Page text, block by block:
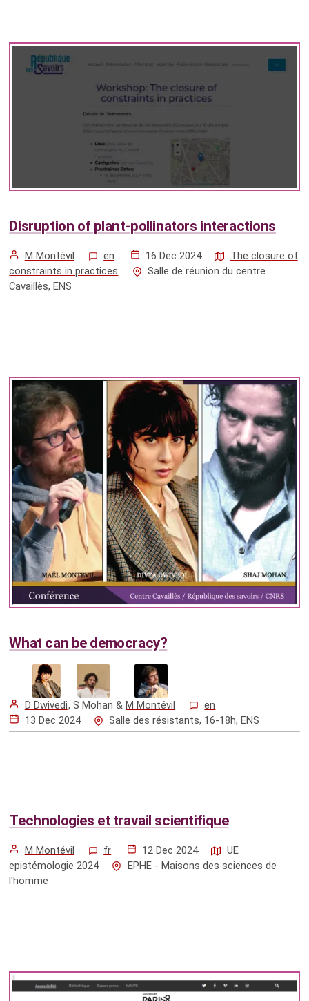
Disruption of plant-pollinators interactions
M Montévil en 16 Dec 2024
The closure of
constraints in practices
Salle de réunion du centre
Cavaillès, ENS
What can be democracy?
D Dwivedi,S Mohan &M Montévil
en
13 Dec 2024
Salle des résistants, 16-18h, ENS
Technologies et travail scientifique
M Montévil fr 12 Dec 2024
UE
epistémologie 2024
EPHE - Maisons des sciences de
l'homme